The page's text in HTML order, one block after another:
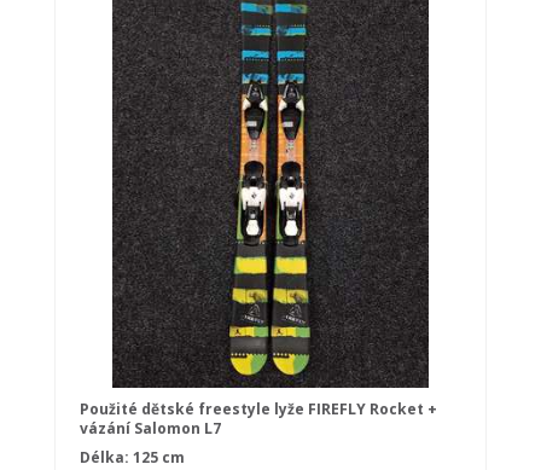
Použité dětské freestyle lyže FIREFLY Rocket +
vázání Salomon L7
Délka: 125 cm